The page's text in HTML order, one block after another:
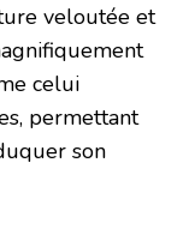
veloutée et
celui
permettant
son